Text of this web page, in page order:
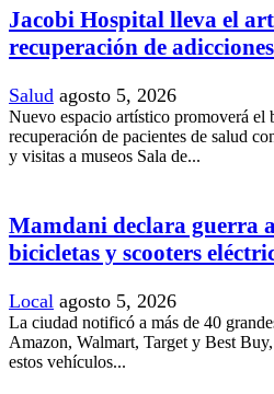
Jacobi Hospital lleva el
recuperación de adicciones
Salud agosto 5, 2026
Nuevo espacio artístico promoverá el
recuperación de pacientes de salud
y visitas a museos Sala de...
Mamdani declara guerra
bicicletas y scooters
Local agosto 5, 2026
La ciudad notificó a más de 40
Amazon, Walmart, Target y Best
estos vehículos...